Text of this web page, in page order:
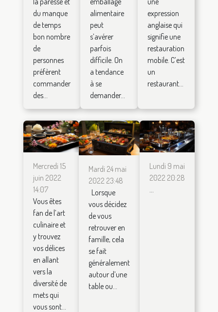
du manque
de temps
bon nombre
de
personnes
préfèrent
commander
des...
alimentaire
peut
s’avérer
parfois
difficile. On
a tendance
à se
demander...
expression
anglaise qui
signifie une
restauration
mobile. C’est
un
restaurant...
Mercredi 15
juin 2022
14:07
Vous êtes
fan de l’art
culinaire et
y trouvez
vos délices
en allant
vers la
diversité de
mets qui
vous sont...
Mardi 24 mai
2022 23:48
Lorsque
vous décidez
de vous
retrouver en
famille, cela
se fait
généralement
autour d’une
table ou...
Lundi 9 mai
2022 20:28